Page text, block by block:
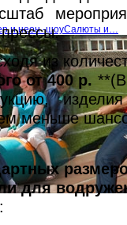
и неон -шоуСалюты и…
из
от 400 р.
изделия
меньше
для